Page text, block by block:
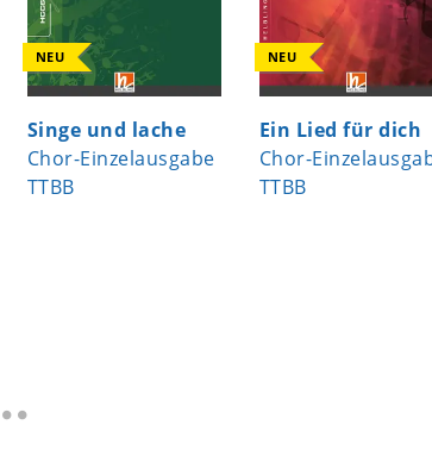
NEU
Singe und lache
Chor-Einzelausgabe
TTBB
NEU
Ein Lied für dich
Chor-
TTBB